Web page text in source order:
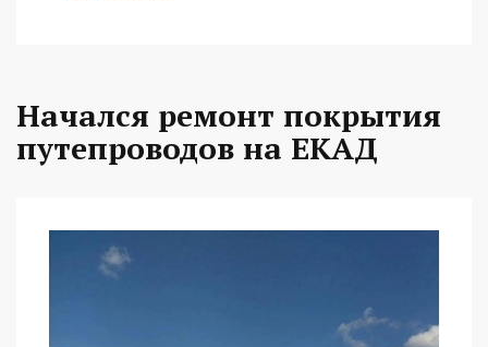
Начался ремонт покрытия
путепроводов на ЕКАД